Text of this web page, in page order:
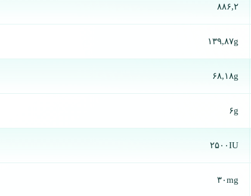
۸۸۶,۲
۱۳۹,۸۷g
۶۸,۱۸g
۶g
۲۵۰۰IU
۳۰mg